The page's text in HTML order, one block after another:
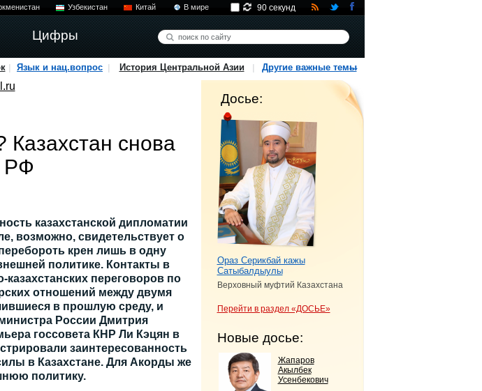
Узбекистан Китай В мире
Цифры
90 секунд
Язык и нац.вопрос История Центральной Азии Другие важные темы
Казахстан снова
РФ
казахстанской дипломатии
возможно, свидетельствует о
крен лишь в одну
политике. Контакты в
казахстанских переговоров по
отношений между двумя
в прошлую среду, и
России Дмитрия
госсовета КНР Ли Кэцян в
заинтересованность
в Казахстане. Для Акорды же
политику.
Досье:
Ораз Серикбай кажы
Сатыбалдыулы
Верховный муфтий Казахстана
Перейти в раздел «ДОСЬЕ»
Новые досье:
Жапаров
Акылбек
Усенбекович